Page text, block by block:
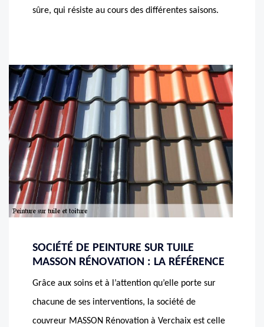
sûre, qui résiste au cours des différentes saisons.
SOCIÉTÉ DE PEINTURE SUR TUILE
MASSON RÉNOVATION : LA RÉFÉRENCE
Grâce aux soins et à l’attention qu’elle porte sur
chacune de ses interventions, la société de
couvreur MASSON Rénovation à Verchaix est celle